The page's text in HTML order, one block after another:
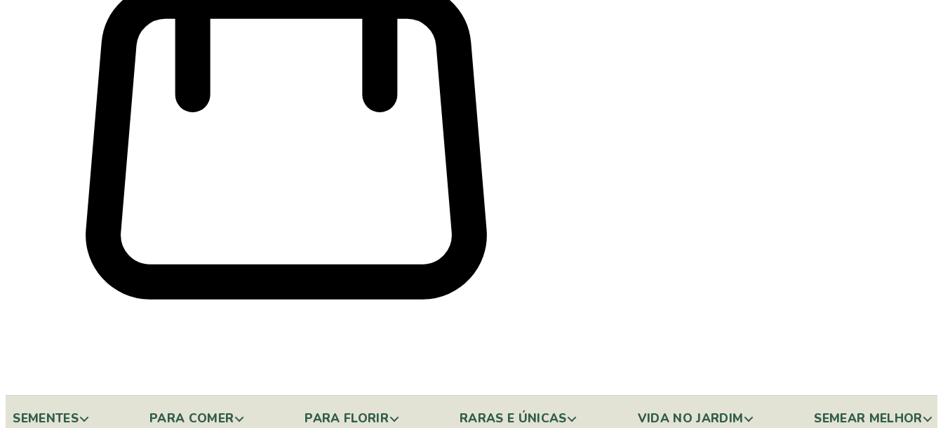
SEMENTES PARA COMER PARA FLORIR RARAS E ÚNICAS VIDA NO JARDIM SEMEAR MELHOR